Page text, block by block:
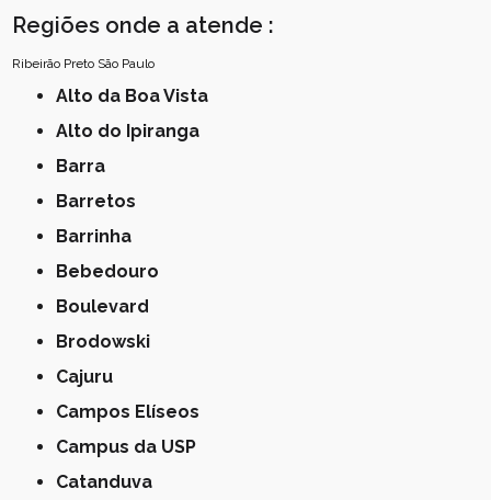
Regiões onde a atende :
Ribeirão Preto São Paulo
Alto da Boa Vista
Alto do Ipiranga
Barra
Barretos
Barrinha
Bebedouro
Boulevard
Brodowski
Cajuru
Campos Elíseos
Campus da USP
Catanduva